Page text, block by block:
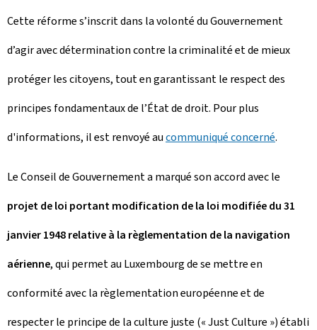
Cette réforme s’inscrit dans la volonté du Gouvernement
d’agir avec détermination contre la criminalité et de mieux
protéger les citoyens, tout en garantissant le respect des
principes fondamentaux de l’État de droit. Pour plus
d'informations, il est renvoyé aucommuniqué concerné.
Le Conseil de Gouvernement a marqué son accord avec le
projet de loi portant modification de la loi modifiée du 31
janvier 1948 relative à la règlementation de la navigation
aérienne, qui permet au Luxembourg de se mettre en
conformité avec la règlementation européenne et de
respecter le principe de la culture juste (« Just Culture ») établi